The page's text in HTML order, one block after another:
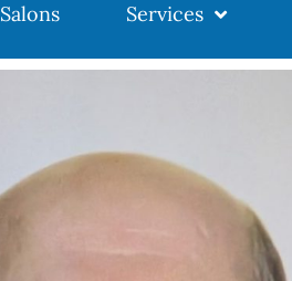
Salons Services